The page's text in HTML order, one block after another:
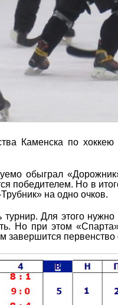
Каменска по
обыграл
победителем. Но в
на одно очков.
турнир. Для этого
Но при этом